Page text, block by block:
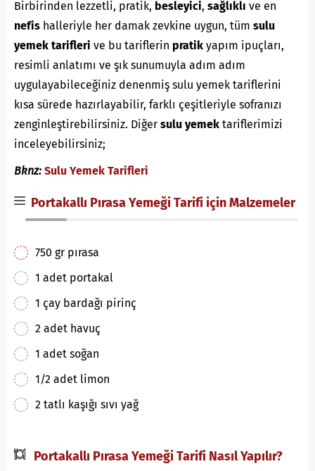
Birbirinden lezzetli, pratik, besleyici, sağlıklı ve en
nefis halleriyle her damak zevkine uygun, tüm sulu
yemek tarifleri ve bu tariflerin pratik yapım ipuçları,
resimli anlatımı ve şık sunumuyla adım adım
uygulayabileceğiniz denenmiş sulu yemek tariflerini
kısa sürede hazırlayabilir, farklı çeşitleriyle sofranızı
zenginleştirebilirsiniz. Diğer sulu yemek tariflerimizi
inceleyebilirsiniz;
Bknz: Sulu Yemek Tarifleri
Portakallı Pırasa Yemeği Tarifi için Malzemeler
750 gr pırasa
1 adet portakal
1 çay bardağı pirinç
2 adet havuç
1 adet soğan
1/2 adet limon
2 tatlı kaşığı sıvı yağ
Portakallı Pırasa Yemeği Tarifi Nasıl Yapılır?